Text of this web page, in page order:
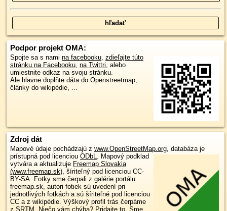
Podpor projekt OMA:
Spojte sa s nami na facebooku, zdieľajte túto
stránku na Facebooku, na Twittri, alebo
umiestnite odkaz na svoju stránku.
Ale hlavne doplňte dáta do Openstreetmap,
články do wikipédie, ...
Zdroj dát
Mapové údaje pochádzajú z www.OpenStreetMap.org , databáza je
prístupná pod licenciou ODbL
Mapový podklad
vytvára a aktualizuje Freemap Slovakia
(www.freemap.sk) , šíriteľný pod licenciou CC-
BY-SA. Fotky sme čerpali z galérie portálu
freemap.sk, autori fotiek sú uvedení pri
jednotlivých fotkách a sú šíriteľné pod licenciou
CC a z wikipédie. Výškový profil trás čerpáme
z SRTM . Niečo vám chýba? Pridajte to . Sme